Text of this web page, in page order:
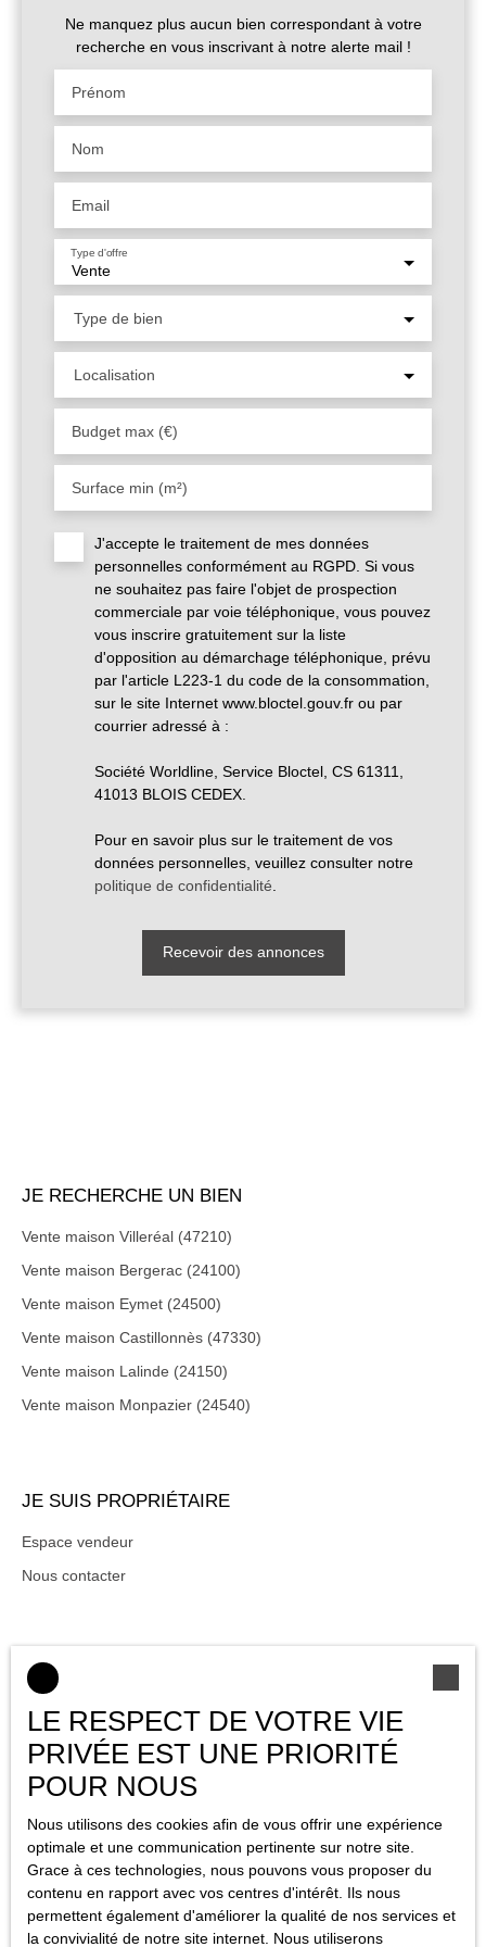
Ne manquez plus aucun bien correspondant à votre
recherche en vous inscrivant à notre alerte mail !
Prénom
Nom
Email
Vente
Type d'offre
Type de bien
Localisation
Budget max (€)
Surface min (m²)
J'accepte le traitement de mes données
personnelles conformément au RGPD. Si vous
ne souhaitez pas faire l'objet de prospection
commerciale par voie téléphonique, vous pouvez
vous inscrire gratuitement sur la liste
d'opposition au démarchage téléphonique, prévu
par l'article L223-1 du code de la consommation,
sur le site Internet www.bloctel.gouv.fr ou par
courrier adressé à :
Société Worldline, Service Bloctel, CS 61311,
41013 BLOIS CEDEX.
Pour en savoir plus sur le traitement de vos
données personnelles, veuillez consulter notre
politique de confidentialité
Recevoir des annonces
JE RECHERCHE UN BIEN
Vente maison Villeréal (47210)
Vente maison Bergerac (24100)
Vente maison Eymet (24500)
Vente maison Castillonnès (47330)
Vente maison Lalinde (24150)
Vente maison Monpazier (24540)
JE SUIS PROPRIÉTAIRE
Espace vendeur
Nous contacter
INFORMATIONS
Nos honoraires
Mentions légales
Politique de confidentialité
Gérer les cookies
Propulsé par
LE RESPECT DE VOTRE VIE
PRIVÉE EST UNE PRIORITÉ
POUR NOUS
Nous utilisons des cookies afin de vous offrir une expérience
optimale et une communication pertinente sur notre site.
Grace à ces technologies, nous pouvons vous proposer du
contenu en rapport avec vos centres d'intérêt. Ils nous
permettent également d'améliorer la qualité de nos services et
la convivialité de notre site internet. Nous utiliserons